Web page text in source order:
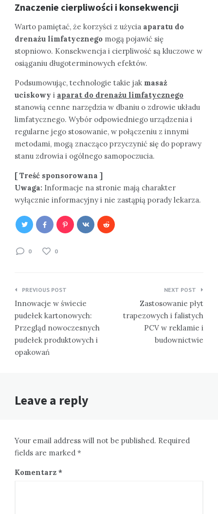
Znaczenie cierpliwości i konsekwencji
Warto pamiętać, że korzyści z użycia aparatu do
drenażu limfatycznego mogą pojawić się
stopniowo. Konsekwencja i cierpliwość są kluczowe w
osiąganiu długoterminowych efektów.
Podsumowując, technologie takie jak masaż
uciskowy i aparat do drenażu limfatycznego
stanowią cenne narzędzia w dbaniu o zdrowie układu
limfatycznego. Wybór odpowiedniego urządzenia i
regularne jego stosowanie, w połączeniu z innymi
metodami, mogą znacząco przyczynić się do poprawy
stanu zdrowia i ogólnego samopoczucia.
[ Treść sponsorowana ]
Uwaga: Informacje na stronie mają charakter
wyłącznie informacyjny i nie zastąpią porady lekarza.
0 0
Nawigacja
wpisu
PREVIOUS POST
Innowacje w świecie
pudełek kartonowych:
Przegląd nowoczesnych
pudełek produktowych i
opakowań
NEXT POST
Zastosowanie płyt
trapezowych i falistych
PCV w reklamie i
budownictwie
Leave a reply
Your email address will not be published. Required
fields are marked *
Komentarz *